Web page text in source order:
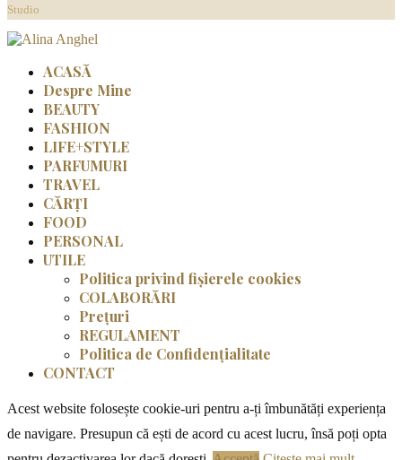
Studio
ACASĂ
Despre Mine
BEAUTY
FASHION
LIFE+STYLE
PARFUMURI
TRAVEL
CĂRȚI
FOOD
PERSONAL
UTILE
Politica privind fișierele cookies
COLABORĂRI
Prețuri
REGULAMENT
Politica de Confidențialitate
CONTACT
Acest website folosește cookie-uri pentru a-ți îmbunătăți experiența
de navigare. Presupun că ești de acord cu acest lucru, însă poți opta